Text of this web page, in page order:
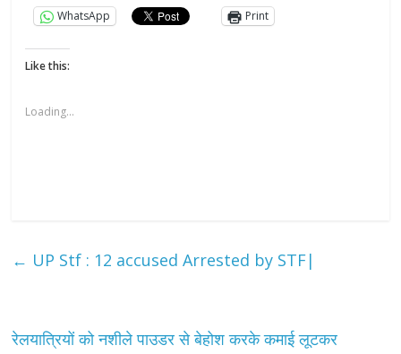
WhatsApp Print
Like this:
Loading...
← UP Stf : 12 accused Arrested by STF|
रेलयात्रियों को नशीले पाउडर से बेहोश करके कमाई लूटकर